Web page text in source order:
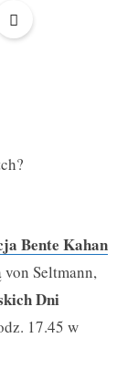
Bente Kahan
Seltmann,
Dni
17.45 w